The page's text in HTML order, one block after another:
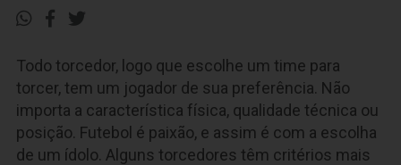
Todo torcedor, logo que escolhe um time para
torcer, tem um jogador de sua preferência. Não
importa a característica física, qualidade técnica ou
posição. Futebol é paixão, e assim é com a escolha
de um ídolo. Alguns torcedores têm critérios mais